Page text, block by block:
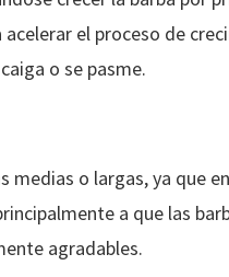
el proceso de
o se pasme.
medias o largas, ya que
a que las
agradables.